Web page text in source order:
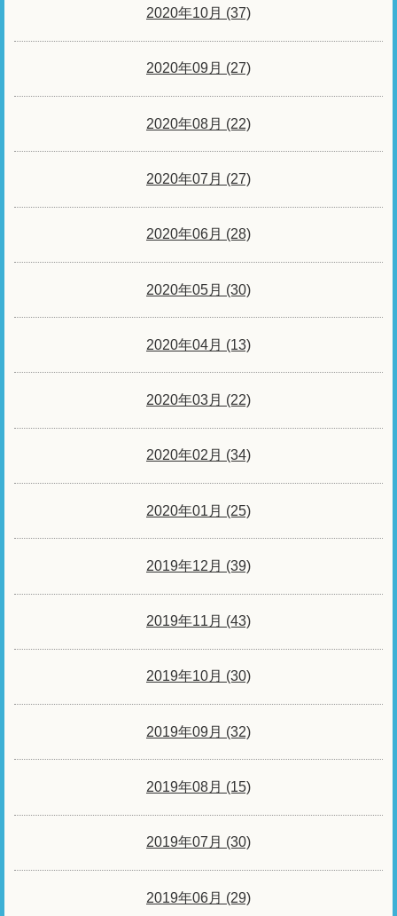
2020年10月 (37)
2020年09月 (27)
2020年08月 (22)
2020年07月 (27)
2020年06月 (28)
2020年05月 (30)
2020年04月 (13)
2020年03月 (22)
2020年02月 (34)
2020年01月 (25)
2019年12月 (39)
2019年11月 (43)
2019年10月 (30)
2019年09月 (32)
2019年08月 (15)
2019年07月 (30)
2019年06月 (29)